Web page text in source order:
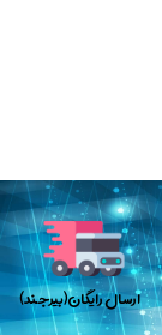
​ارسال رایگان(بیرجند)